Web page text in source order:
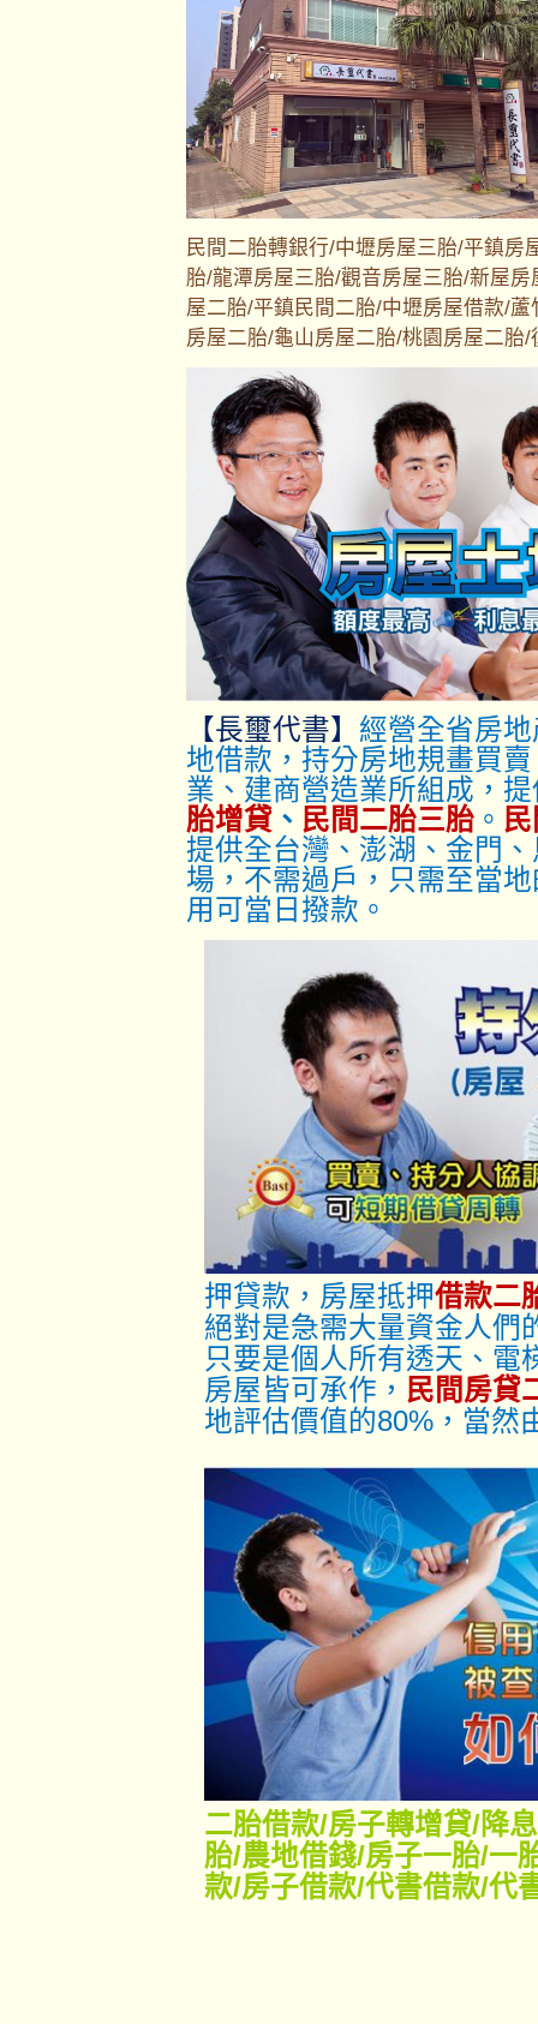
民間二胎轉銀行/中壢房屋三胎/平鎮房
胎/龍潭房屋三胎/觀音房屋三胎/新屋
屋二胎/平鎮民間二胎/中壢房屋借款/
房屋二胎/龜山房屋二胎/桃園房屋二胎/
【長璽代書】 經營全省房
地借款，持分房地規畫買
業、建商營造業所組成，
胎增貸 、 民間二胎三胎 。
提供全台灣、澎湖、金門
場，不需過戶，只需至當
用可當日撥款。
押貸款，房屋抵押借款二
絕對是急需大量資金人們
只要是個人所有透天、電
房屋皆可承作， 民間房貸
地評估價值的80%，當然
二胎借款/房子轉增貸/降
胎/農地借錢/房子一胎/一
款/房子借款/代書借款/代